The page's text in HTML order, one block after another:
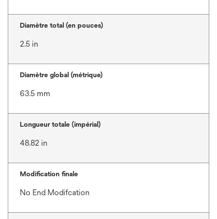
Diamètre total (en pouces)
2.5 in
Diamètre global (métrique)
63.5 mm
Longueur totale (impérial)
48.82 in
Modification finale
No End Modifcation